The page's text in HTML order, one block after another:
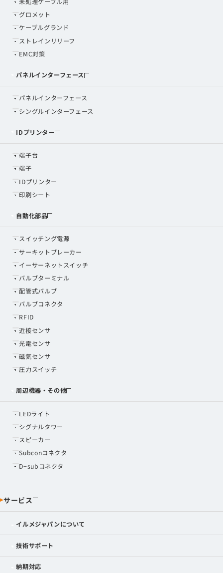
グロメット
ケーブルグランド
ストレインリリーフ
EMC対策
パネルインターフェース
パネルインターフェース
シングルインターフェース
IDプリンター
端子台
端子
IDプリンター
印刷シート
自動化部品
スイッチング電源
サーキットブレーカー
イーサーネットスイッチ
バルブターミナル
配管式バルブ
バルブコネクタ
RFID
近接センサ
光電センサ
磁気センサ
圧力スイッチ
周辺機器・その他
LEDライト
シグナルタワー
スピーカー
Subconコネクタ
D−subコネクタ
サービス
イルメジャパンについて
技術サポート
納期対応